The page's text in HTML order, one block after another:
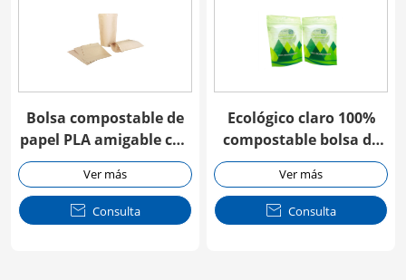
Bolsa compostable de
papel PLA amigable con
el medio ambiente
Ver más
 Consulta
Ecológico claro 100%
compostable bolsa de
PLA con cremallera
Ver más
 Consulta